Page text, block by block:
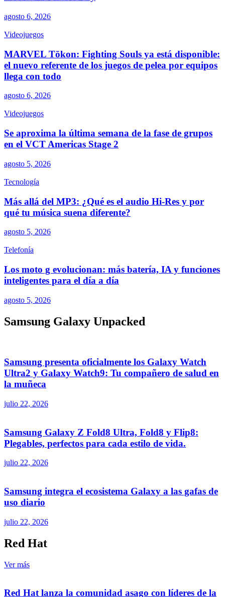
agosto 6, 2026
Videojuegos
MARVEL Tōkon: Fighting Souls ya está disponible:
el nuevo referente de los juegos de pelea por equipos
llega con todo
agosto 6, 2026
Videojuegos
Se aproxima la última semana de la fase de grupos
en el VCT Americas Stage 2
agosto 5, 2026
Tecnología
Más allá del MP3: ¿Qué es el audio Hi-Res y por
qué tu música suena diferente?
agosto 5, 2026
Telefonía
Los moto g evolucionan: más batería, IA y funciones
inteligentes para el día a día
agosto 5, 2026
Samsung Galaxy Unpacked
Samsung presenta oficialmente los Galaxy Watch
Ultra2 y Galaxy Watch9: Tu compañero de salud en
la muñeca
julio 22, 2026
Samsung Galaxy Z Fold8 Ultra, Fold8 y Flip8:
Plegables, perfectos para cada estilo de vida.
julio 22, 2026
Samsung integra el ecosistema Galaxy a las gafas de
uso diario
julio 22, 2026
Red Hat
Ver más
Red Hat lanza la comunidad asago con líderes de la